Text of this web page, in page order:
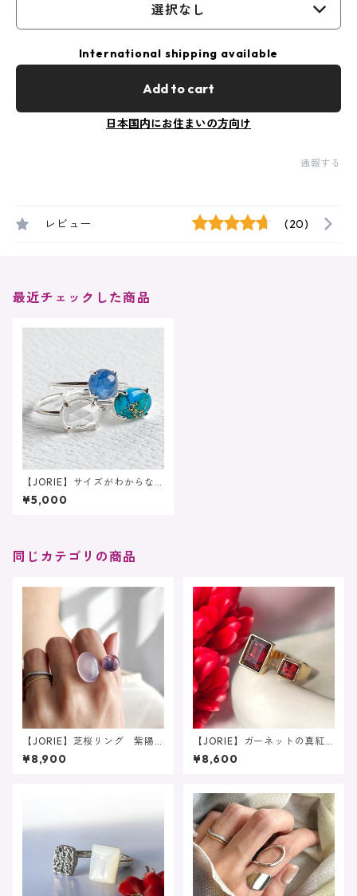
選択なし
International shipping available
Add to cart
日本国内にお住まいの方向け
通報する
レビュー (20)
最近チェックした商品
【JORIE】サイズがわからな
くても大丈夫！固定サイズあ
り カイヤナイト リング sil
¥5,000
同じカテゴリの商品
【JORIE】芝桜リング 紫陽
花リング ピンクカルカルセ
ドニー×パープルフローライ
¥8,900
【JORIE】ガーネットの真紅
フォークリング 大粒 1月誕
生石
¥8,600